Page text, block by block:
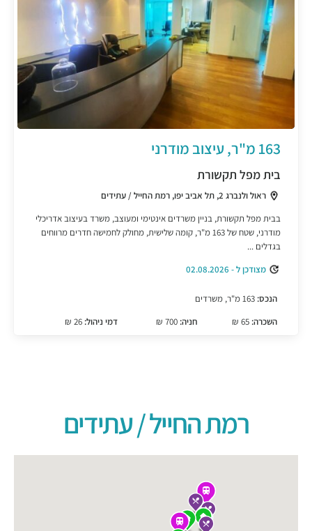
163 מ"ר, עיצוב מודרני
בית מפל תקשורת
ראול ולנברג 2, תל אביב יפו, רמת החייל / עתידים
בבית מפל תקשורת, בניין משרדים אינטימי ומעוצב, משרד בעיצוב אדריכלי
מודרני, שטח של 163 מ"ר, קומה שלישית, מחולק לחמישה חדרים מרווחים
בגדלים ...
מצודכן ל - 02.08.2026
הנכס:
השכרה:
חניה: 700 ₪ דמי ניהול:
רמת החייל / עתידים